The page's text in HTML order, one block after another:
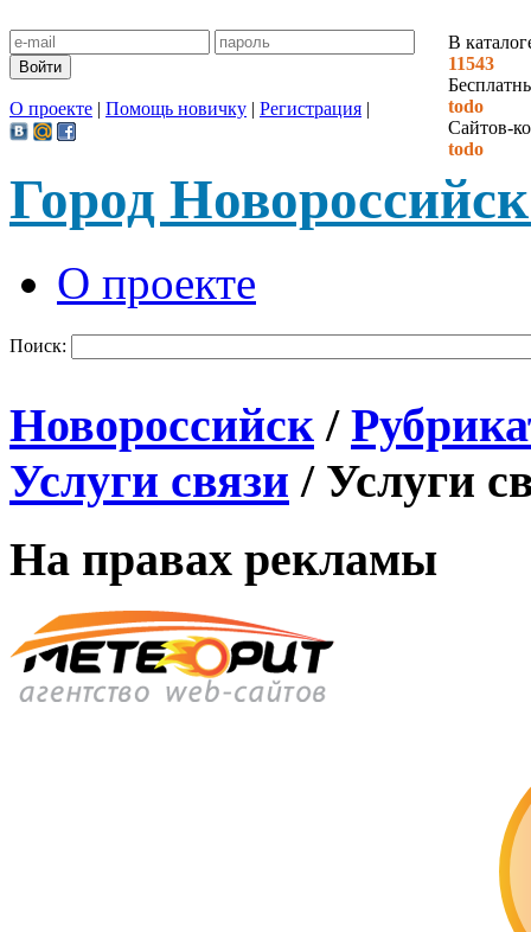
В
11543
todo
Сайтов-
todo
О проекте | Помощь новичку | Регистрация |
Город
О проекте
Поиск:
Новороссийск /
Услуги связи / Услуги
На правах рекламы